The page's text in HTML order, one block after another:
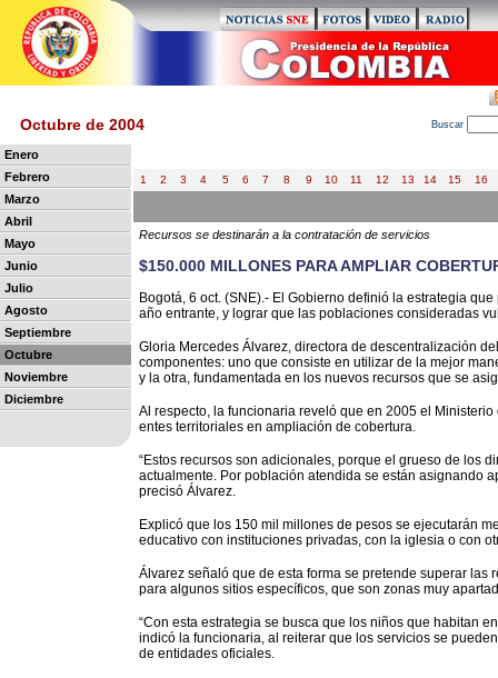
Octubre de 2004 Buscar
Enero
Febrero
Marzo
Abril
Mayo
Junio
Julio
Agosto
Septiembre
Octubre
Noviembre
Diciembre
1 2 3 4 5 6 7 8 9 10 11 12 13 14 15 16
Recursos se destinarán a la contratación de servicios
$150.000 MILLONES PARA AMPLIAR
Bogotá, 6 oct. (SNE).- El Gobierno definió la estrategia
año entrante, y lograr que las poblaciones consideradas
Gloria Mercedes Álvarez, directora de descentralización
componentes: uno que consiste en utilizar de la mejor
y la otra, fundamentada en los nuevos recursos que se
Al respecto, la funcionaria reveló que en 2005 el
entes territoriales en ampliación de cobertura.
“Estos recursos son adicionales, porque el grueso de los
actualmente. Por población atendida se están asignando
precisó Álvarez.
Explicó que los 150 mil millones de pesos se ejecutarán
educativo con instituciones privadas, con la iglesia o con
Álvarez señaló que de esta forma se pretende superar
para algunos sitios específicos, que son zonas muy
“Con esta estrategia se busca que los niños que habitan
indicó la funcionaria, al reiterar que los servicios se
de entidades oficiales.